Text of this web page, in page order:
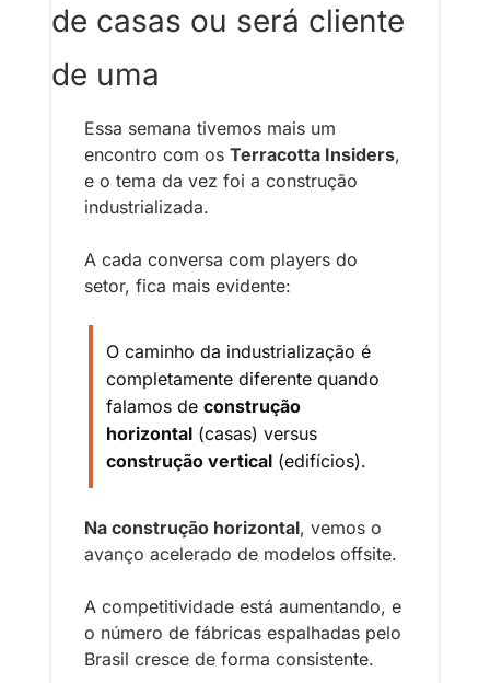
de casas ou será cliente
de uma
Essa semana tivemos mais um
encontro com os Terracotta Insiders,
e o tema da vez foi a construção
industrializada.
A cada conversa com players do
setor, fica mais evidente:
O caminho da industrialização é
completamente diferente quando
falamos de construção
horizontal
construção vertical (edifícios).
Na construção horizontal, vemos o
avanço acelerado de modelos offsite.
A competitividade está aumentando, e
o número de fábricas espalhadas pelo
Brasil cresce de forma consistente.